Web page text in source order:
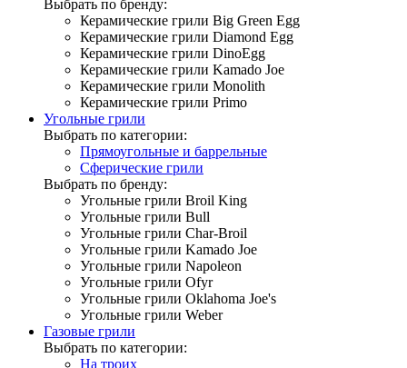
Выбрать по бренду:
Керамические грили Big Green Egg
Керамические грили Diamond Egg
Керамические грили DinoEgg
Керамические грили Kamado Joe
Керамические грили Monolith
Керамические грили Primo
Угольные грили
Выбрать по категории:
Прямоугольные и баррельные
Сферические грили
Выбрать по бренду:
Угольные грили Broil King
Угольные грили Bull
Угольные грили Char-Broil
Угольные грили Kamado Joe
Угольные грили Napoleon
Угольные грили Ofyr
Угольные грили Oklahoma Joe's
Угольные грили Weber
Газовые грили
Выбрать по категории:
На троих